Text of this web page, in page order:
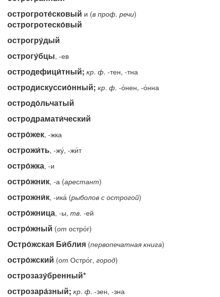
острогроте́сковый и (в проф. речи)
острогротеско́вый
острогру́дый
острогу́бцы, -ев
остродефици́тный; кр. ф. -тен, -тна
остродискуссио́нный; кр. ф. -о́нен, -о́нна
остродо́льчатый
остродрамати́ческий
остро́жек, -жка
острожи́ть, -жу́, -жи́т
остро́жка, -и
остро́жник, -а (арестант)
острожни́к, -ика́ (рыболов с острогой)
остро́жница, -ы, тв. -ей
остро́жный (от остро́г)
Остро́жская Би́блия (первопечатная книга)
остро́жский (от Остро́г, город)
острозазу́бренный*
острозара́зный; кр. ф. -зен, -зна